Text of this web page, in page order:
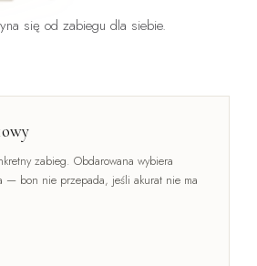
się od zabiegu dla siebie.
zabieg. Obdarowana wybiera
— bon nie przepada, jeśli akurat nie ma